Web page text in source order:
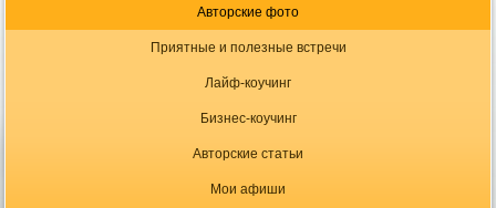
Авторские фото
Приятные и полезные встречи
Лайф-коучинг
Бизнес-коучинг
Авторские статьи
Мои афиши